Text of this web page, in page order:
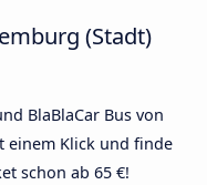
(Stadt)
BlaBlaCar Bus von
einem Klick und finde
schon ab 65 €!